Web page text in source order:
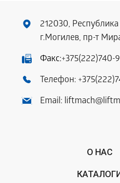
212030,
г.Могилев, пр-т
Факс:+375(222)740-
Телефон:
Email:
О НАС